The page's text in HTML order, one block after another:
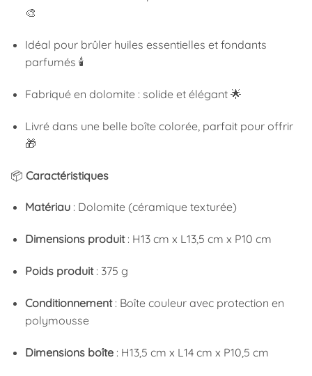
🎨
Idéal pour brûler huiles essentielles et fondants
parfumés 🕯️
Fabriqué en dolomite : solide et élégant 🌟
Livré dans une belle boîte colorée, parfait pour offrir
🎁
📦 Caractéristiques
Matériau: Dolomite (céramique texturée)
Dimensions produit: H13 cm x L13,5 cm x P10 cm
Poids produit: 375 g
Conditionnement: Boîte couleur avec protection en
polymousse
Dimensions boîte: H13,5 cm x L14 cm x P10,5 cm